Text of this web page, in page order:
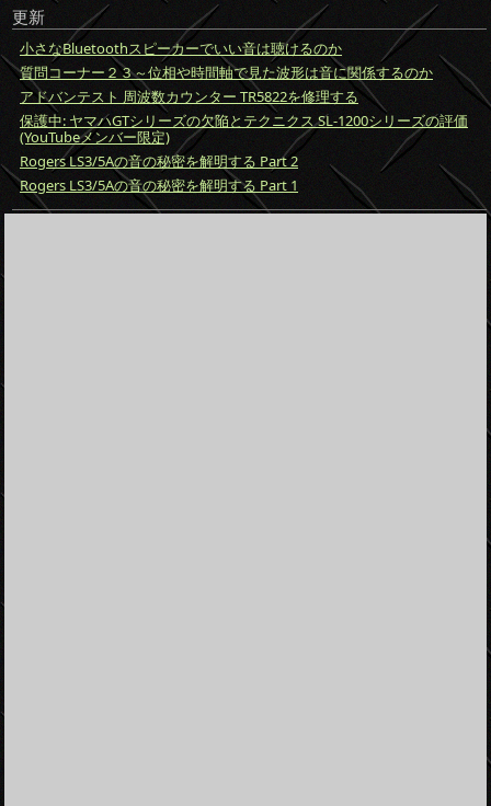
更新
小さなBluetoothスピーカーでいい音は聴けるのか
質問コーナー２３～位相や時間軸で見た波形は音に関係するのか
アドバンテスト 周波数カウンター TR5822を修理する
保護中: ヤマハGTシリーズの欠陥とテクニクス SL-1200シリーズの評価
(YouTubeメンバー限定)
Rogers LS3/5Aの音の秘密を解明する Part 2
Rogers LS3/5Aの音の秘密を解明する Part 1